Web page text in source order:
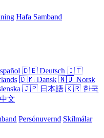
Hafa Samband
🇩🇪 Deutsch 🇮🇹
🇩🇰 Dansk 🇳🇴 Norsk
🇯🇵 日本語 🇰🇷 한국
中文
Persónuvernd Skilmálar